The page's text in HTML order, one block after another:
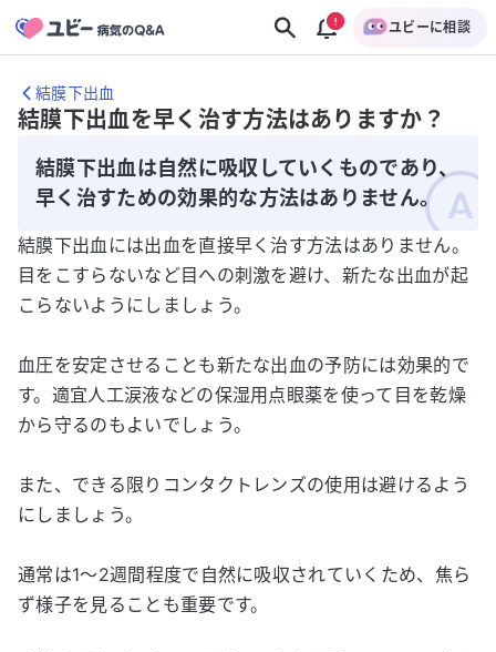
ユビーに相談
結膜下出血
結膜下出血を早く治す方法はありますか？
結膜下出血は自然に吸収していくものであり、
早く治すための効果的な方法はありません。
結膜下出血には出血を直接早く治す方法はありません。
目をこすらないなど目への刺激を避け、新たな出血が起
こらないようにしましょう。
血圧を安定させることも新たな出血の予防には効果的で
す。適宜人工涙液などの保湿用点眼薬を使って目を乾燥
から守るのもよいでしょう。
また、できる限りコンタクトレンズの使用は避けるよう
にしましょう。
通常は1〜2週間程度で自然に吸収されていくため、焦ら
ず様子を見ることも重要です。